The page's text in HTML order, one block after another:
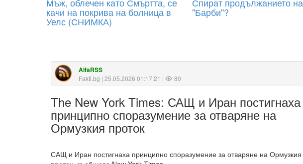
качи на покрива на болница в
Уелс (СНИМКА)
"Барби"?
AlfaRSS
Fakti.bg | 25.05.2026 01:17:21 | 80
The New York Times: САЩ и Иран постигнаха
принципно споразумение за отваряне на
Ормузкия проток
САЩ и Иран постигнаха принципно споразумение за отваряне на Ормузкия